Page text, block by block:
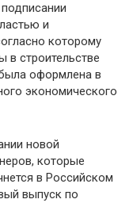
и
которому
в строительстве
оформлена в
экономического
новой
которые
в Российском
выпуск по